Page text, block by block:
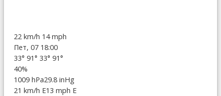
22 km/h 14 mph
Пет, 07 18:00
33° 91° 33° 91°
40%
1009 hPa29.8 inHg
21 km/h E13 mph E